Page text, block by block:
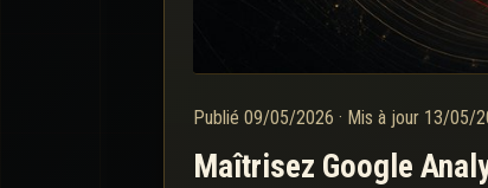
Publié 09/05/2026 · Mis à jour 13/05/
Maîtrisez Google